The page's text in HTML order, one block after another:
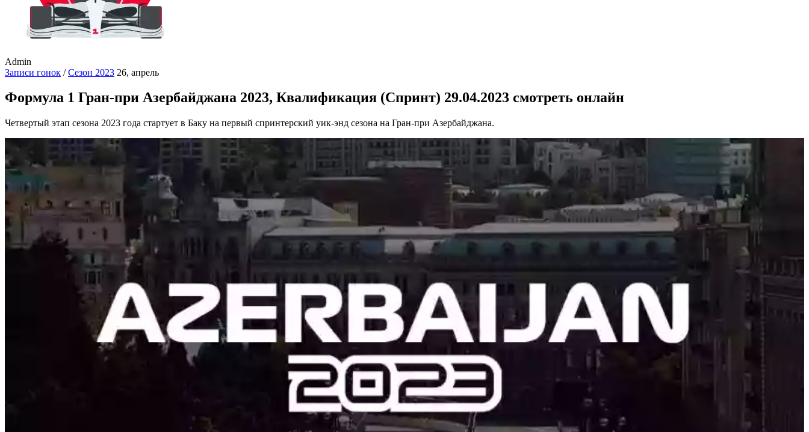
Admin
Записи гонок /Сезон 2023 26, апрель
Формула 1 Гран-при Азербайджана 2023, Квалификация (Спринт) 29.04.2023 смотреть онлайн
Четвертый этап сезона 2023 года стартует в Баку на первый спринтерский уик-энд сезона на Гран-при Азербайджана.